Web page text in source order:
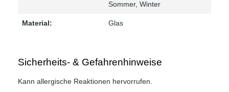
Sommer, Winter
Material: Glas
Sicherheits- & Gefahrenhinweise
Kann allergische Reaktionen hervorrufen.